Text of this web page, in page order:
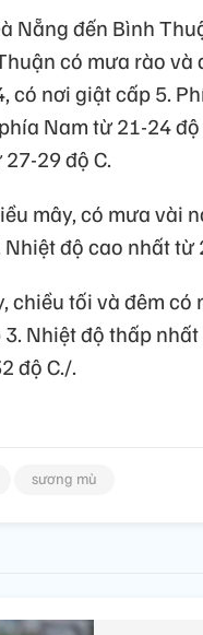
Nẵng đến Bình
có mưa rào và
có nơi giật cấp 5.
Nam từ 21-24
29 độ C.
mây, có mưa vài
độ cao nhất từ
chiều tối và đêm
Nhiệt độ thấp
độ C./.
sương mù